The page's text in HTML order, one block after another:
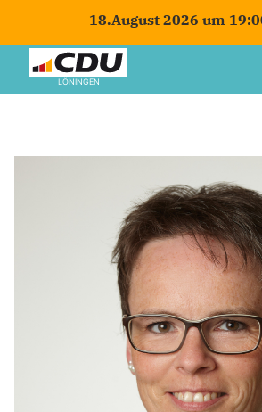
18.August 2026 um
LÖNINGEN